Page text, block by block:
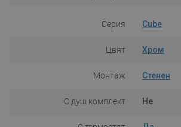
Серия Cube
Цвят Хром
Монтаж Стенен
С душ комплект Не